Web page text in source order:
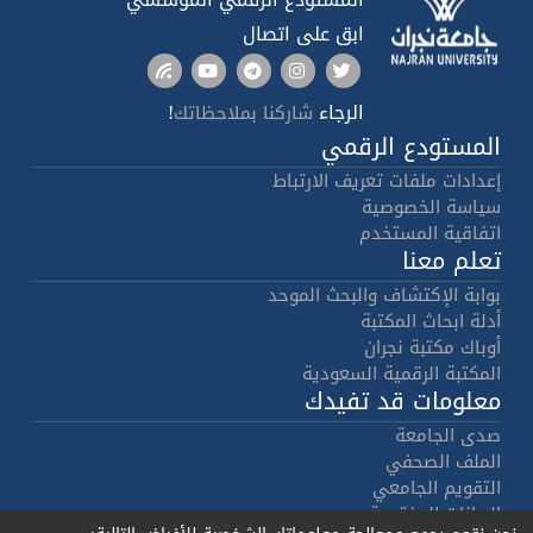
ابق على اتصال
الرجاء شاركنا بملاحظاتك!
المستودع الرقمي
إعدادات ملفات تعريف الارتباط
سياسة الخصوصية
اتفاقية المستخدم
تعلم معنا
بوابة الإكتشاف والبحث الموحد
أدلة ابحاث المكتبة
أوباك مكتبة نجران
المكتبة الرقمية السعودية
معلومات قد تفيدك
صدى الجامعة
الملف الصحفي
التقويم الجامعي
البيانات المفتوحة